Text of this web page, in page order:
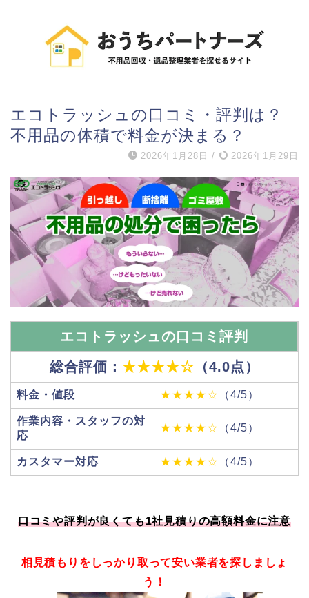
エコトラッシュの口コミ・評判は？
不用品の体積で料金が決まる？
2026年1月28日 / 2026年1月29日
エコトラッシュの口コミ評判
総合評価： ★★★★☆ （4.0点）
料金・値段 ★★★★☆ （4/5）
作業内容・スタッフの対
応
★★★★☆ （4/5）
カスタマー対応 ★★★★☆ （4/5）
口コミや評判が良くても1社見積りの高額料金に注意
相見積もりをしっかり取って安い業者を探しましょ
う！